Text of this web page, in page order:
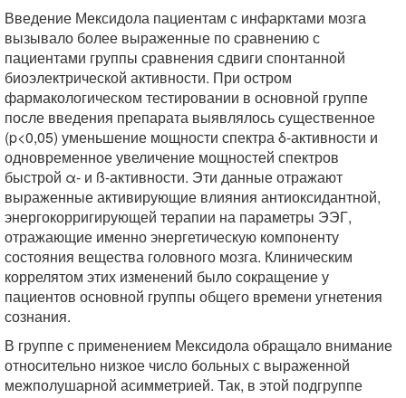
Введение Мексидола пациентам с инфарктами мозга
вызывало более выраженные по сравнению с
пациентами группы сравнения сдвиги спонтанной
биоэлектрической активности. При остром
фармакологическом тестировании в основной группе
после введения препарата выявлялось существенное
(p<0,05) уменьшение мощности спектра δ-активности и
одновременное увеличение мощностей спектров
быстрой α- и ß-активности. Эти данные отражают
выраженные активирующие влияния антиоксидантной,
энергокорригирующей терапии на параметры ЭЭГ,
отражающие именно энергетическую компоненту
состояния вещества головного мозга. Клиническим
коррелятом этих изменений было сокращение у
пациентов основной группы общего времени угнетения
сознания.
В группе с применением Мексидола обращало внимание
относительно низкое число больных с выраженной
межполушарной асимметрией. Так, в этой подгруппе